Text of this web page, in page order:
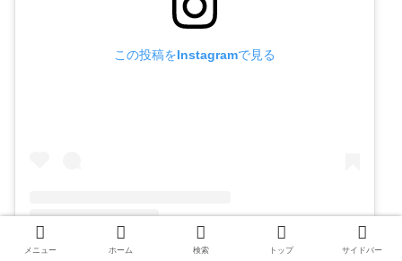
この投稿をInstagramで見る
メニュー ホーム 検索 トップ サイドバー